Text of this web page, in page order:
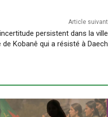
Article suivant
persistent dans la ville
de Kobanê qui a résisté à Daech